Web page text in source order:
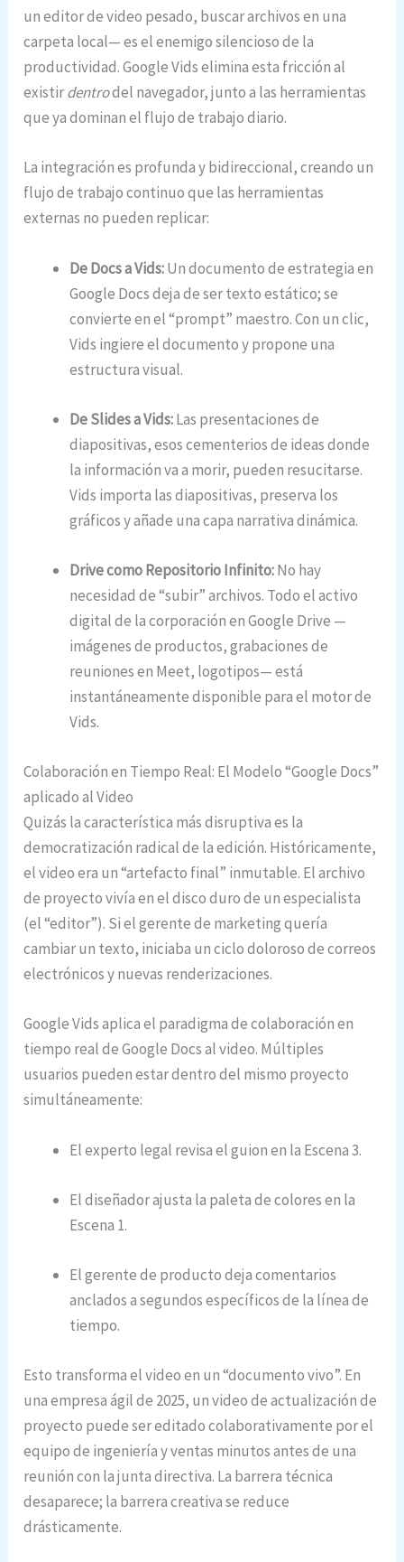
un editor de video pesado, buscar archivos en una
carpeta local— es el enemigo silencioso de la
productividad. Google Vids elimina esta fricción al
existirdentrodel navegador, junto a las herramientas
que ya dominan el flujo de trabajo diario.
La integración es profunda y bidireccional, creando un
flujo de trabajo continuo que las herramientas
externas no pueden replicar:
De Docs a Vids:Un documento de estrategia en
Google Docs deja de ser texto estático; se
convierte en el “prompt” maestro. Con un clic,
Vids ingiere el documento y propone una
estructura visual.
De Slides a Vids:Las presentaciones de
diapositivas, esos cementerios de ideas donde
la información va a morir, pueden resucitarse.
Vids importa las diapositivas, preserva los
gráficos y añade una capa narrativa dinámica.
Drive como Repositorio Infinito:No hay
necesidad de “subir” archivos. Todo el activo
digital de la corporación en Google Drive —
imágenes de productos, grabaciones de
reuniones en Meet, logotipos— está
instantáneamente disponible para el motor de
Vids.
Colaboración en Tiempo Real: El Modelo “Google Docs”
aplicado al Video
Quizás la característica más disruptiva es la
democratización radical de la edición. Históricamente,
el video era un “artefacto final” inmutable. El archivo
de proyecto vivía en el disco duro de un especialista
(el “editor”). Si el gerente de marketing quería
cambiar un texto, iniciaba un ciclo doloroso de correos
electrónicos y nuevas renderizaciones.
Google Vids aplica el paradigma de colaboración en
tiempo real de Google Docs al video. Múltiples
usuarios pueden estar dentro del mismo proyecto
simultáneamente:
El experto legal revisa el guion en la Escena 3.
El diseñador ajusta la paleta de colores en la
Escena 1.
El gerente de producto deja comentarios
anclados a segundos específicos de la línea de
tiempo.
Esto transforma el video en un “documento vivo”. En
una empresa ágil de 2025, un video de actualización de
proyecto puede ser editado colaborativamente por el
equipo de ingeniería y ventas minutos antes de una
reunión con la junta directiva. La barrera técnica
desaparece; la barrera creativa se reduce
drásticamente.